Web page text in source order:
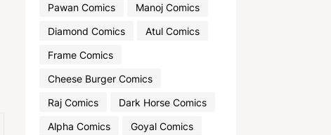
Pawan Comics
Manoj Comics
Diamond Comics
Atul Comics
Frame Comics
Cheese Burger Comics
Raj Comics
Dark Horse Comics
Alpha Comics
Goyal Comics